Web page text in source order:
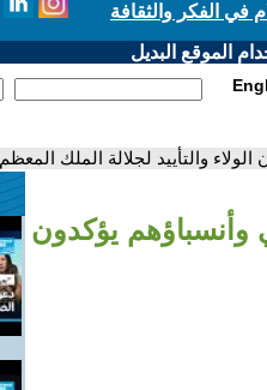
في الفكر والثقافة
الموقع البديل
والتأييد لجلالة الملك المعظم
وأنسباؤهم يؤكدون